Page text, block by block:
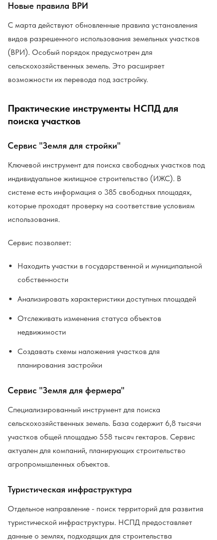
Новые правила ВРИ
С марта действуют обновленные правила установления
видов разрешенного использования земельных участков
(ВРИ). Особый порядок предусмотрен для
сельскохозяйственных земель. Это расширяет
возможности их перевода под застройку.
Практические инструменты НСПД для
поиска участков
Сервис "Земля для стройки"
Ключевой инструмент для поиска свободных участков под
индивидуальное жилищное строительство (ИЖС). В
системе есть информация о 385 свободных площадях,
которые проходят проверку на соответствие условиям
использования.
Сервис позволяет:
Находить участки в государственной и муниципальной
собственности
Анализировать характеристики доступных площадей
Отслеживать изменения статуса объектов
недвижимости
Создавать схемы наложения участков для
планирования застройки
Сервис "Земля для фермера"
Специализированный инструмент для поиска
сельскохозяйственных земель. База содержит 6,8 тысячи
участков общей площадью 558 тысяч гектаров. Сервис
актуален для компаний, планирующих строительство
агропромышленных объектов.
Туристическая инфраструктура
Отдельное направление - поиск территорий для развития
туристической инфраструктуры. НСПД предоставляет
данные о землях, подходящих для строительства